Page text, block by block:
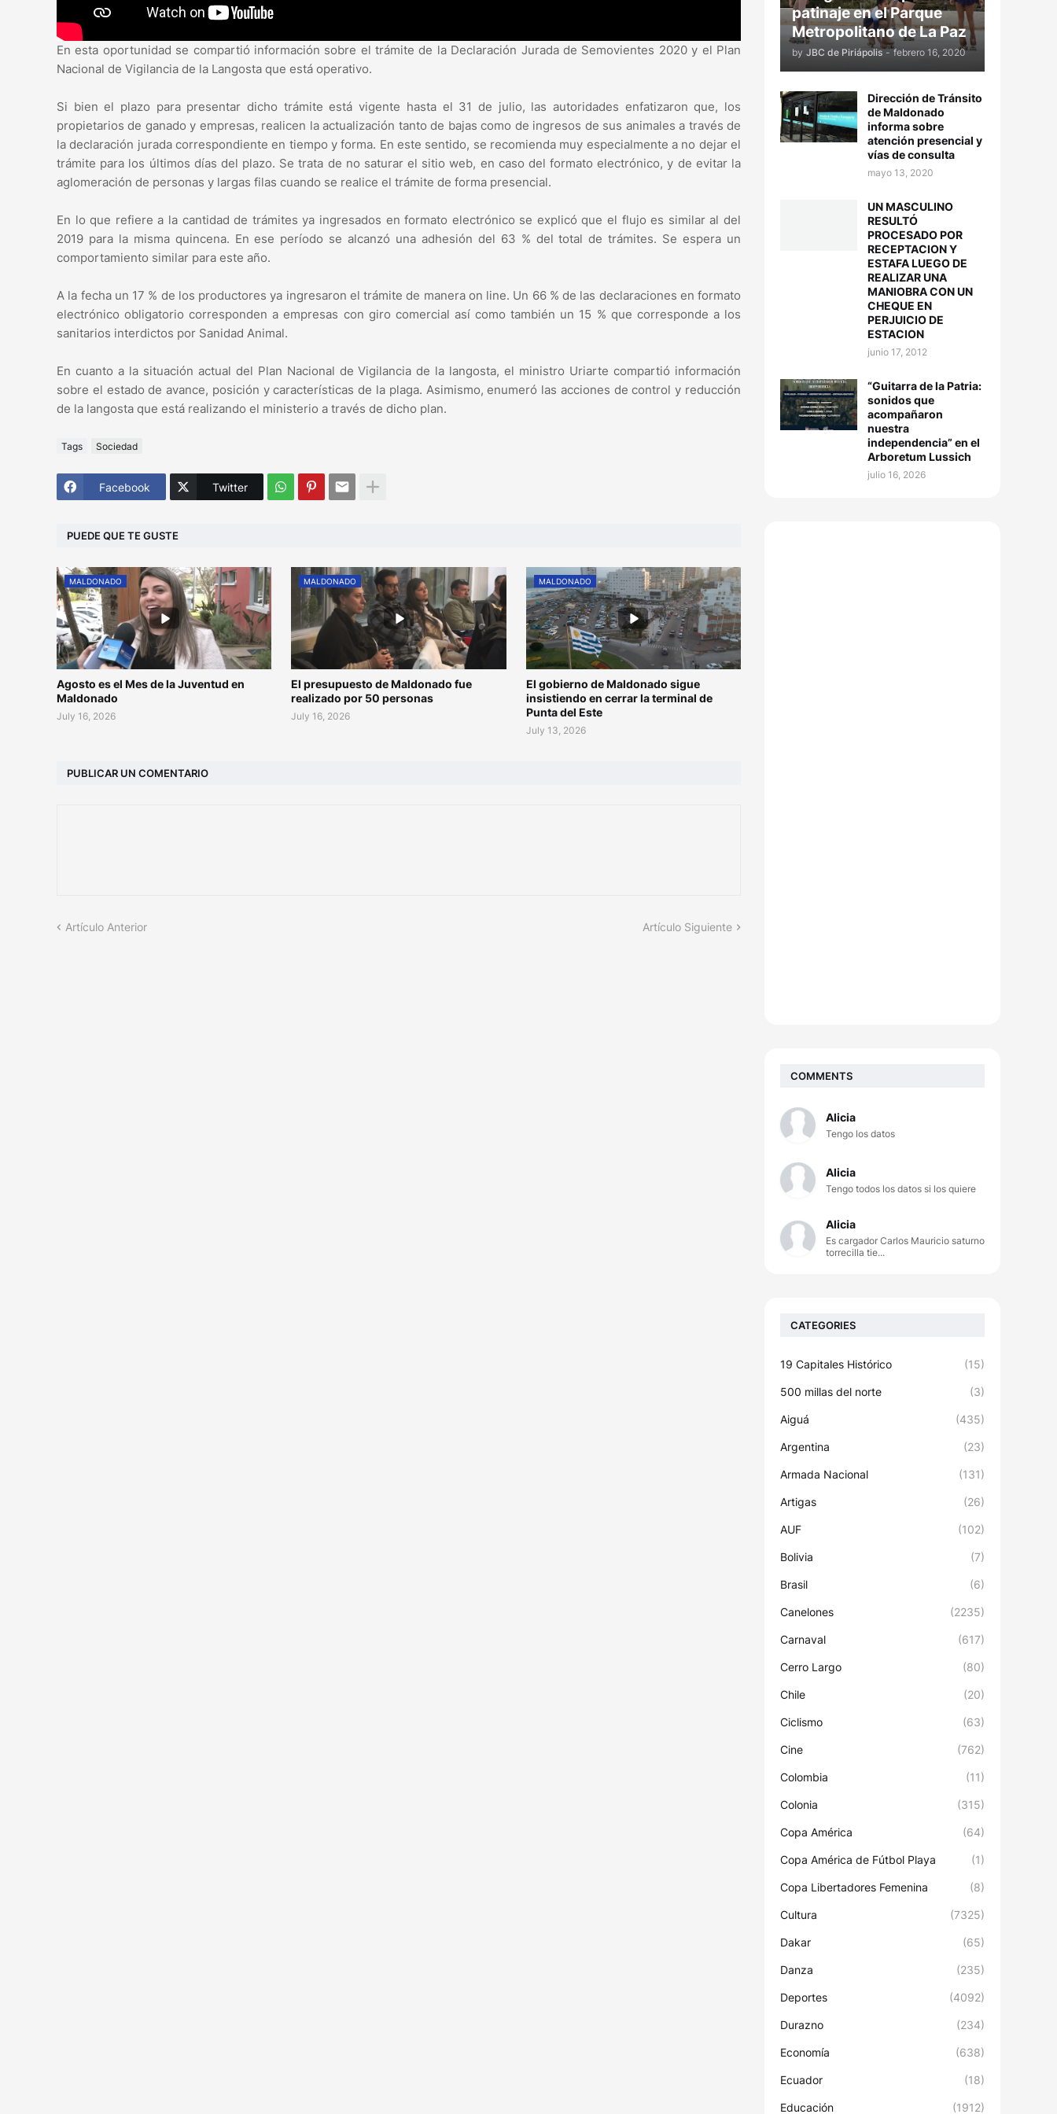
En esta oportunidad se compartió información sobre el trámite de la Declaración Jurada de Semovientes 2020 y el Plan
Nacional de Vigilancia de la Langosta que está operativo.
Si bien el plazo para presentar dicho trámite está vigente hasta el 31 de julio, las autoridades enfatizaron que, los
propietarios de ganado y empresas, realicen la actualización tanto de bajas como de ingresos de sus animales a través de
la declaración jurada correspondiente en tiempo y forma. En este sentido, se recomienda muy especialmente a no dejar el
trámite para los últimos días del plazo. Se trata de no saturar el sitio web, en caso del formato electrónico, y de evitar la
aglomeración de personas y largas filas cuando se realice el trámite de forma presencial.
En lo que refiere a la cantidad de trámites ya ingresados en formato electrónico se explicó que el flujo es similar al del
2019 para la misma quincena. En ese período se alcanzó una adhesión del 63 % del total de trámites. Se espera un
comportamiento similar para este año.
A la fecha un 17 % de los productores ya ingresaron el trámite de manera on line. Un 66 % de las declaraciones en formato
electrónico obligatorio corresponden a empresas con giro comercial así como también un 15 % que corresponde a los
sanitarios interdictos por Sanidad Animal.
En cuanto a la situación actual del Plan Nacional de Vigilancia de la langosta, el ministro Uriarte compartió información
sobre el estado de avance, posición y características de la plaga. Asimismo, enumeró las acciones de control y reducción
de la langosta que está realizando el ministerio a través de dicho plan.
Tags Sociedad
Facebook Twitter
PUEDE QUE TE GUSTE
MALDONADO
Agosto es el Mes de la Juventud en
Maldonado
July 16, 2026
MALDONADO
El presupuesto de Maldonado fue
realizado por 50 personas
July 16, 2026
MALDONADO
El gobierno de Maldonado sigue
insistiendo en cerrar la terminal de
Punta del Este
July 13, 2026
PUBLICAR UN COMENTARIO
Artículo Anterior Artículo Siguiente
patinaje en el Parque
Metropolitano de La Paz
by JBC de Piriápolis - febrero 16, 2020
Dirección de Tránsito
de Maldonado
informa sobre
atención presencial y
vías de consulta
mayo 13, 2020
UN MASCULINO
RESULTÓ
PROCESADO POR
RECEPTACION Y
ESTAFA LUEGO DE
REALIZAR UNA
MANIOBRA CON UN
CHEQUE EN
PERJUICIO DE
ESTACION
junio 17, 2012
“Guitarra de la Patria:
sonidos que
acompañaron
nuestra
independencia” en el
Arboretum Lussich
julio 16, 2026
COMMENTS
Alicia
Tengo los datos
Alicia
Tengo todos los datos si los quiere
Alicia
Es cargador Carlos Mauricio saturno
torrecilla tie...
CATEGORIES
19 Capitales Histórico (15)
500 millas del norte (3)
Aiguá (435)
Argentina (23)
Armada Nacional (131)
Artigas (26)
AUF (102)
Bolivia (7)
Brasil (6)
Canelones (2235)
Carnaval (617)
Cerro Largo (80)
Chile (20)
Ciclismo (63)
Cine (762)
Colombia (11)
Colonia (315)
Copa América (64)
Copa América de Fútbol Playa (1)
Copa Libertadores Femenina (8)
Cultura (7325)
Dakar (65)
Danza (235)
Deportes (4092)
Durazno (234)
Economía (638)
Ecuador (18)
Educación (1912)